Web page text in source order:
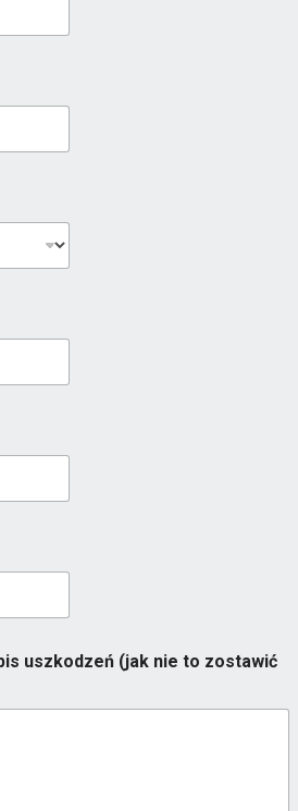
uszkodzeń (jak nie to zostawić